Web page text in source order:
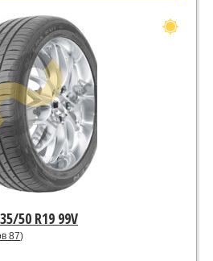
50 R19 99V
87)